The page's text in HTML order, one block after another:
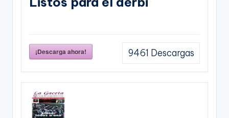
¡Descarga ahora! 9461 Descargas